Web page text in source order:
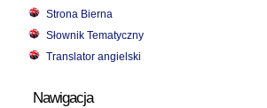
Strona Bierna
Słownik Tematyczny
Translator angielski
Nawigacja